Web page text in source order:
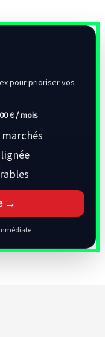
pour prioriser vos
€ / mois
→